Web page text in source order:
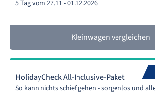
5 Tag vom 27.11 - 01.12.2026
Kleinwagen vergleichen
HolidayCheck All-Inclusive-Paket
So kann nichts schief gehen - sorgenlos und